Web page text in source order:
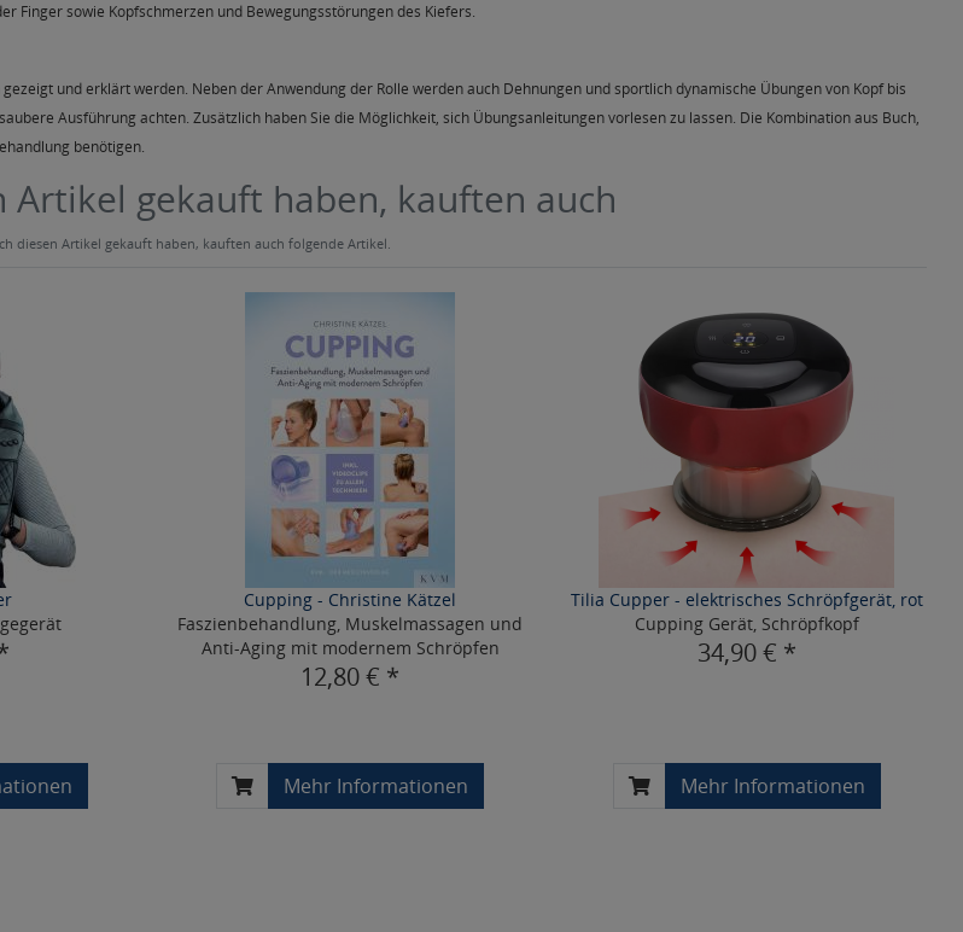
Finger sowie Kopfschmerzen und Bewegungsstörungen des Kiefers.
und erklärt werden. Neben der Anwendung der Rolle werden auch Dehnungen und sportlich dynamische Übungen von Kopf bis
Ausführung achten. Zusätzlich haben Sie die Möglichkeit, sich Übungsanleitungen vorlesen zu lassen. Die Kombination aus Buch,
benötigen.
Artikel gekauft haben, kauften auch
diesen Artikel gekauft haben, kauften auch folgende Artikel.
Cupping - Christine Kätzel
Faszienbehandlung, Muskelmassagen und
Anti-Aging mit modernem Schröpfen
12,80 € *
Mehr Informationen
Tilia Cupper - elektrisches Schröpfgerät, rot
Cupping Gerät, Schröpfkopf
34,90 € *
Mehr Informationen